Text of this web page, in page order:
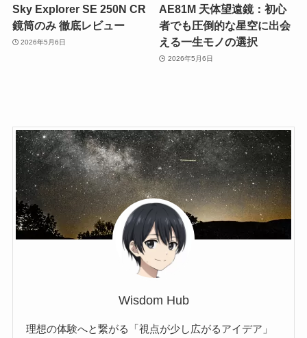
Sky Explorer SE 250N CR
鏡筒のみ 徹底レビュー
2026年5月6日
AE81M 天体望遠鏡：初心
者でも圧倒的な星空に出会
える一生モノの選択
2026年5月6日
Wisdom Hub
理想の体験へと繋がる「視点が少し広がるアイデア」